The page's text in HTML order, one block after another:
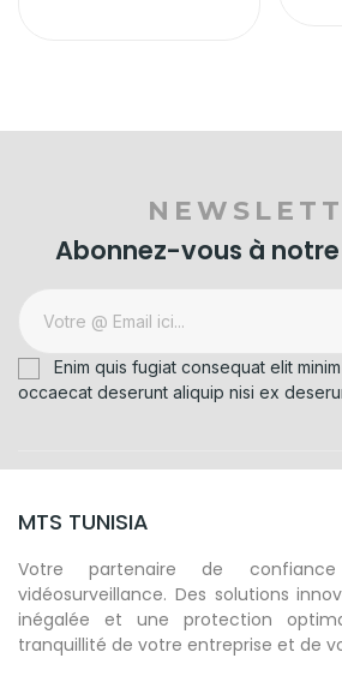
Abonnez-vous à
Enim quis fugiat consequat elit
occaecat deserunt aliquip nisi ex
MTS TUNISIA
Votre partenaire de
vidéosurveillance. Des solutions
inégalée et une protection
tranquillité de votre entreprise et de